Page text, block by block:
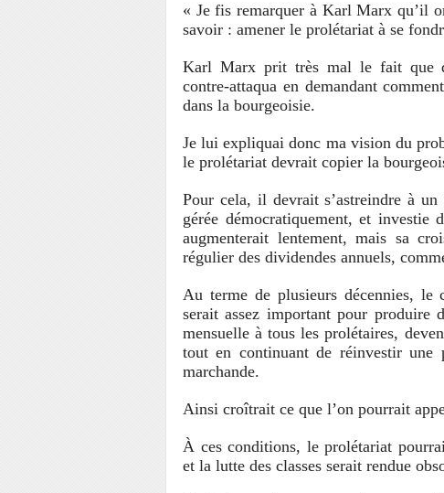
« Je fis remarquer à Karl Marx qu’il
savoir : amener le prolétariat à se
Karl Marx prit très mal le fait que
contre-attaqua en demandant
dans la bourgeoisie.
Je lui expliquai donc ma vision du
le prolétariat devrait copier la
Pour cela, il devrait s’astreindre à
gérée démocratiquement, et investie
augmenterait lentement, mais sa
régulier des dividendes annuels,
Au terme de plusieurs décennies, le
serait assez important pour produire
mensuelle à tous les prolétaires,
tout en continuant de réinvestir une
marchande.
Ainsi croîtrait ce que l’on pourrait
À ces conditions, le prolétariat
et la lutte des classes serait rendue